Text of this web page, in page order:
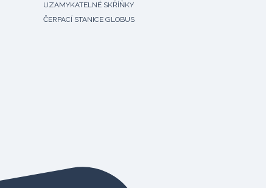
UZAMYKATELNÉ SKŘÍŇKY
ČERPACÍ STANICE GLOBUS